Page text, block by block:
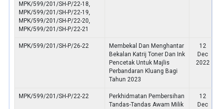
MPK/599/201/SH-P/22-18,
MPK/599/201/SH-P/22-19,
MPK/599/201/SH-P/22-20,
MPK/599/201/SH-P/22-21
MPK/599/201/SH-P/26-22
Membekal Dan Menghantar
Bekalan Katrij Toner Dan Ink
Pencetak Untuk Majlis
Perbandaran Kluang Bagi
Tahun 2023
12
Dec
2022
MPK/599/201/SH-P/22-22
Perkhidmatan Pembersihan
Tandas-Tandas Awam Milik
12
Dec